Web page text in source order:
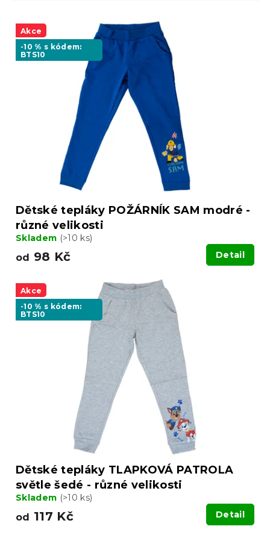
p
d
Akce
-10 % s kódem:
BTS10
Dětské tepláky POŽÁRNÍK SAM modré -
různé velikosti
Skladem (>10 ks)
od 98 Kč Detail
Akce
-10 % s kódem:
BTS10
Dětské tepláky TLAPKOVÁ PATROLA
světle šedé - různé velikosti
Skladem (>10 ks)
od 117 Kč Detail